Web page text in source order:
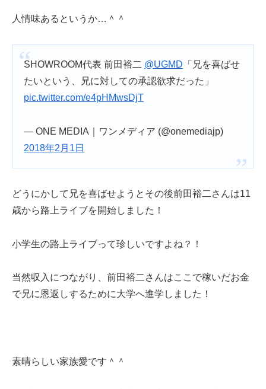
人情味あるというか…＾＾
SHOWROOM代表 前田裕二 @UGMD 「兄を喜ばせ
たいという、兄に対しての承認欲求だった」
pic.twitter.com/e4pHMwsDjT
— ONE MEDIA｜ワンメディア (@onemediajp)
2018年2月1日
どうにかして兄を喜ばせようとその後前田裕二さんは11
歳から路上ライブを開始しました！
小学生の路上ライブって珍しいですよね？！
当然収入につながり、前田裕二さんはここで稼いだお金
で兄に恩返しするために大学へ進学しました！
素晴らしい家族愛です＾＾